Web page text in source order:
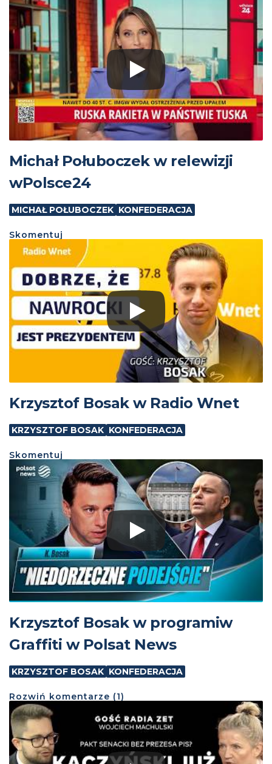
Michał Połuboczek w relewizji
wPolsce24
MICHAŁ POŁUBOCZEK KONFEDERACJA
Skomentuj
Krzysztof Bosak w Radio Wnet
KRZYSZTOF BOSAK KONFEDERACJA
Skomentuj
Krzysztof Bosak w programiw
Graffiti w Polsat News
KRZYSZTOF BOSAK KONFEDERACJA
Rozwiń komentarze (1)